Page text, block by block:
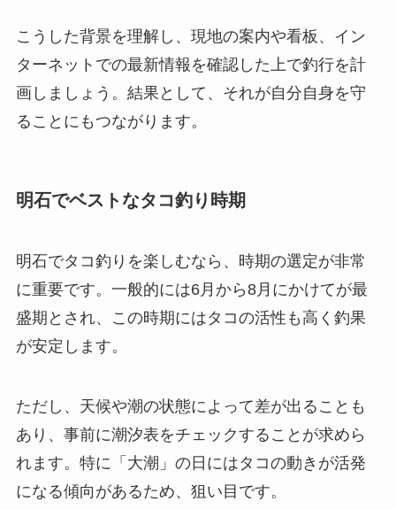
こうした背景を理解し、現地の案内や看板、イン
ターネットでの最新情報を確認した上で釣行を計
画しましょう。結果として、それが自分自身を守
ることにもつながります。
明石でベストなタコ釣り時期
明石でタコ釣りを楽しむなら、時期の選定が非常
に重要です。一般的には6月から8月にかけてが最
盛期とされ、この時期にはタコの活性も高く釣果
が安定します。
ただし、天候や潮の状態によって差が出ることも
あり、事前に潮汐表をチェックすることが求めら
れます。特に「大潮」の日にはタコの動きが活発
になる傾向があるため、狙い目です。